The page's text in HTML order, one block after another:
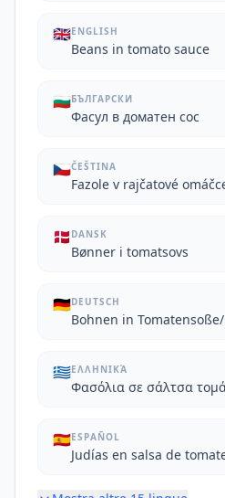
🇬🇧ENGLISH
Beans in tomato sauce
🇧🇬БЪЛГАРСКИ
Фасул в доматен сос
🇨🇿ČEŠTINA
Fazole v rajčatové
🇩🇰 DANSK
Bønner i tomatsovs
🇩🇪DEUTSCH
Bohnen in
🇬🇷ΕΛΛΗΝΙΚΆ
Φασόλια σε σάλτσα
🇪🇸ESPAÑOL
Judías en salsa de